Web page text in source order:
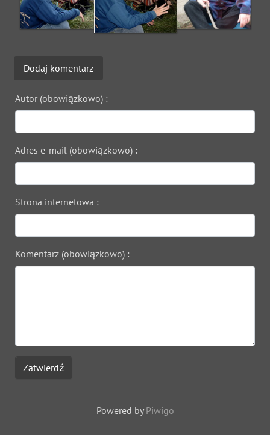
Dodaj komentarz
Autor (obowiązkowo) :
Adres e-mail (obowiązkowo) :
Strona internetowa :
Komentarz (obowiązkowo) :
Zatwierdź
Powered by Piwigo